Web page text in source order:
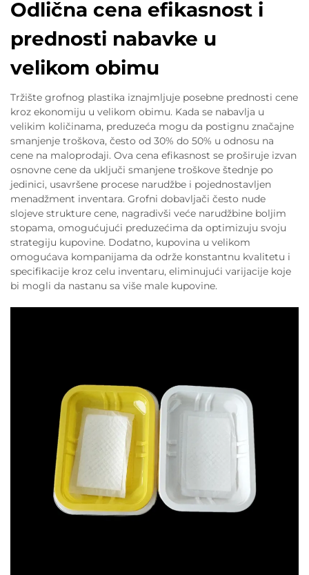
Odlična cena efikasnost i
prednosti nabavke u
velikom obimu
Tržište grofnog plastika iznajmljuje posebne prednosti cene
kroz ekonomiju u velikom obimu. Kada se nabavlja u
velikim količinama, preduzeća mogu da postignu značajne
smanjenje troškova, često od 30% do 50% u odnosu na
cene na maloprodaji. Ova cena efikasnost se proširuje izvan
osnovne cene da uključi smanjene troškove štednje po
jedinici, usavršene procese narudžbe i pojednostavljen
menadžment inventara. Grofni dobavljači često nude
slojeve strukture cene, nagradivši veće narudžbine boljim
stopama, omogućujući preduzećima da optimizuju svoju
strategiju kupovine. Dodatno, kupovina u velikom
omogućava kompanijama da održe konstantnu kvalitetu i
specifikacije kroz celu inventaru, eliminujući varijacije koje
bi mogli da nastanu sa više male kupovine.